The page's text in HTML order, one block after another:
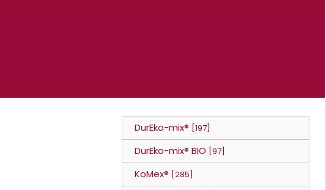
DurEko-mix® [197]
DurEko-mix® BIO [97]
KoMex® [285]